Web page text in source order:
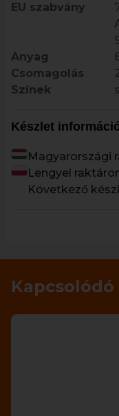
EU szabvány
Anyag
Csomagolás
Színek
Készlet
Magyarországi
Lengyel
Következő